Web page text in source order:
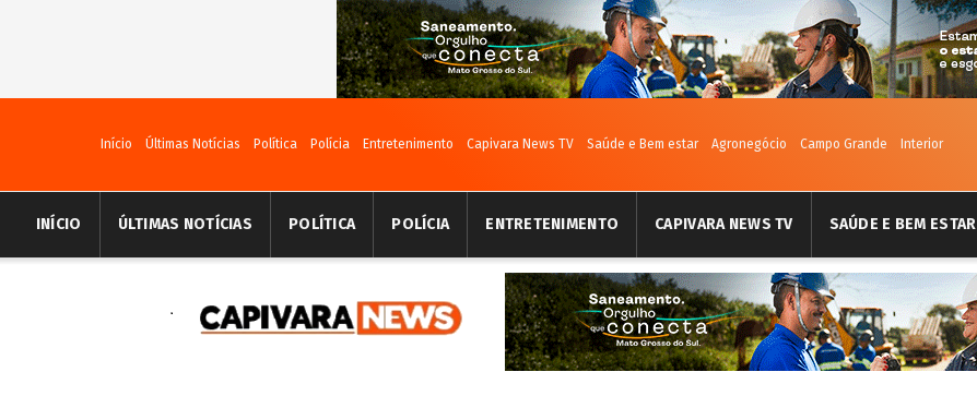
Início Últimas Notícias Política Polícia Entretenimento Capivara News TV Saúde e Bem estar Agronegócio Campo Grande Interior
INÍCIO ÚLTIMAS NOTÍCIAS POLÍTICA POLÍCIA ENTRETENIMENTO CAPIVARA NEWS TV SAÚDE E BEM ESTAR